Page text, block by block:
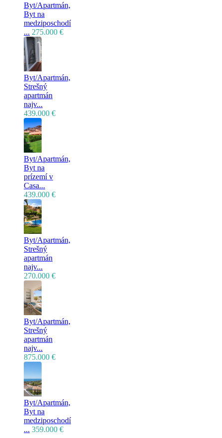
Byt/Apartmán,
Byt na
medziposchodí
... 275.000 €
Byt/Apartmán,
Strešný
apartmán
najv...
439.000 €
Byt/Apartmán,
Byt na
prízemí v
Casa...
439.000 €
Byt/Apartmán,
Strešný
apartmán
najv...
270.000 €
Byt/Apartmán,
Strešný
apartmán
najv...
875.000 €
Byt/Apartmán,
Byt na
medziposchodí
... 359.000 €